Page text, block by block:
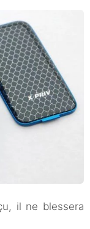
il ne blessera